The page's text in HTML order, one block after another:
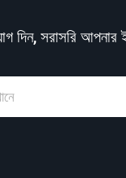
দিন, সরাসরি আপনার